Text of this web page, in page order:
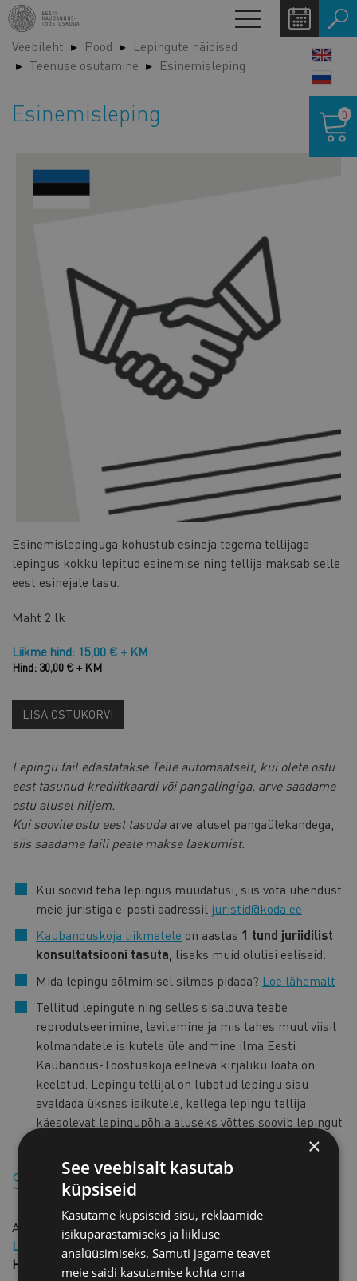
Liigu
edasi
põhisisu
juurde
Toggle
navigation
Veebileht Pood
Lepingute näidised
Teenuse osutamine
Esinemisleping
Esinemisleping
Esinemislepinguga kohustub esineja tegema tellijaga
lepingus kokku lepitud esinemise ning tellija maksab selle
eest esinejale tasu.
Maht 2 lk
Liikme hind: 15,00 € + KM
Hind: 30,00 € + KM
LISA OSTUKORVI
Lepingu fail edastatakse Teile automaatselt, kui olete ostu
eest tasunud krediitkaardi või pangalingiga, arve saadame
ostu alusel hiljem.
Kui soovite ostu eest tasudaarve alusel pangaülekandega,
siis saadame faili peale makse laekumist.
Kui soovid teha lepingus muudatusi, siis võta ühendust
meie juristiga e-posti aadressil juristid@koda.ee
Kaubanduskoja liikmetele on aastas 1 tund juriidilist
konsultatsiooni tasuta, lisaks muid olulisi eeliseid.
Mida lepingu sõlmimisel silmas pidada? Loe lähemalt
Tellitud lepingute ning selles sisalduva teabe
reprodutseerimine, levitamine ja mis tahes muul viisil
kolmandatele isikutele üle andmine ilma Eesti
Kaubandus-Tööstuskoja eelneva kirjaliku loata on
keelatud. Lepingu tellijal on lubatud lepingu sisu
avaldada üksnes isikutele, kellega lepingu tellija
käesolevat lepingupõhja aluseks võttes soovib lepingut
Sarnased tooted
Agendileping põhjalik
Liikme hind: 25,00 € + KM
Hind: 50,00 € + KM
0
×
See veebisait kasutab
küpsiseid
Kasutame küpsiseid sisu, reklaamide
isikupärastamiseks ja liikluse
analüüsimiseks. Samuti jagame teavet
meie saidi kasutamise kohta oma